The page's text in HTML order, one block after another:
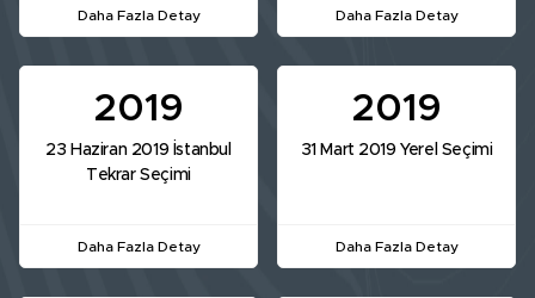
Daha Fazla Detay Daha Fazla Detay
2019
23 Haziran 2019 İstanbul
Tekrar Seçimi
Daha Fazla Detay
2019
31 Mart 2019 Yerel Seçimi
Daha Fazla Detay